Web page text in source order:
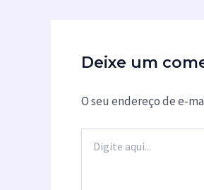
Deixe um
O seu endereço de e-
aqui...